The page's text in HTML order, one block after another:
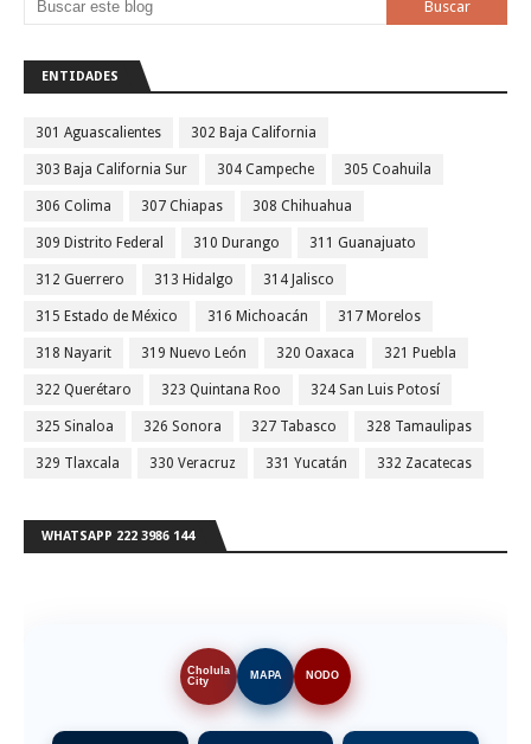
ENTIDADES
301 Aguascalientes 302 Baja California
303 Baja California Sur 304 Campeche 305 Coahuila
306 Colima 307 Chiapas 308 Chihuahua
309 Distrito Federal 310 Durango 311 Guanajuato
312 Guerrero 313 Hidalgo 314 Jalisco
315 Estado de México 316 Michoacán 317 Morelos
318 Nayarit 319 Nuevo León 320 Oaxaca 321 Puebla
322 Querétaro 323 Quintana Roo 324 San Luis Potosí
325 Sinaloa 326 Sonora 327 Tabasco 328 Tamaulipas
329 Tlaxcala 330 Veracruz 331 Yucatán 332 Zacatecas
WHATSAPP 222 3986 144
Cholula
City
MAPA NODO